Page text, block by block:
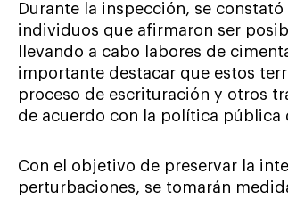
Durante la inspección, se
individuos que afirmaron ser
llevando a cabo labores de
importante destacar que estos
proceso de escrituración y otros
de acuerdo con la política pública
Con el objetivo de preservar la
perturbaciones, se tomarán